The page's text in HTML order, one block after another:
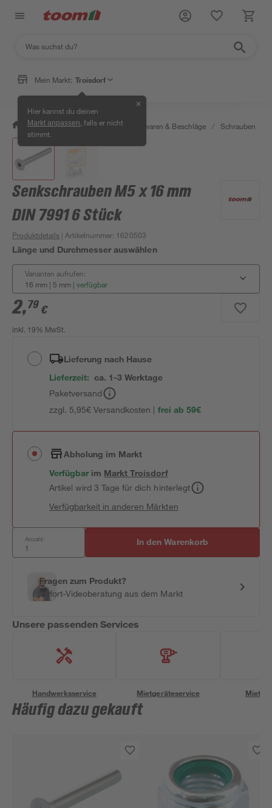
Mein Markt: Troisdorf
Hier kannst du deinen
Markt anpassen , falls er nicht
stimmt.
✕
/ Werkstatt & Maschinen / Eisenwaren & Beschläge / Schrauben
Senkschrauben M5 x 16 mm
DIN 7991 6 Stück
Produktdetails | Artikelnummer: 1620503
Länge und Durchmesser auswählen
Varianten aufrufen:
16 mm | 5 mm | verfügbar
2,79 €
inkl. 19% MwSt.
Lieferung nach Hause
Lieferzeit: ca. 1-3 Werktage
Paketversand
zzgl. 5,95€ Versandkosten | frei ab 59€
Abholung im Markt
Verfügbar im MarktTroisdorf
Artikel wird 3 Tage für dich hinterlegt
Verfügbarkeit in anderen Märkten
Anzahl: In den Warenkorb
Fragen zum Produkt?
Sofort-Videoberatung aus dem Markt
Unsere passenden Services
Handwerksservice Mietgeräteservice
Häufig dazu gekauft